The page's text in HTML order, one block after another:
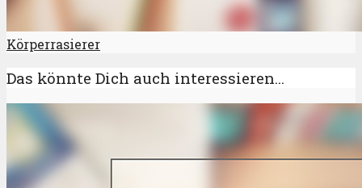
Körperrasierer
Das könnte Dich auch interessieren...